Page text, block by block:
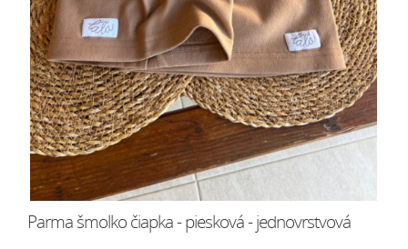
Parma šmolko čiapka - piesková - jednovrstvová